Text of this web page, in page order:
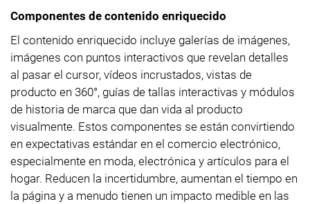
Componentes de contenido enriquecido
El contenido enriquecido incluye galerías de imágenes,
imágenes con puntos interactivos que revelan detalles
al pasar el cursor, vídeos incrustados, vistas de
producto en 360°, guías de tallas interactivas y módulos
de historia de marca que dan vida al producto
visualmente. Estos componentes se están convirtiendo
en expectativas estándar en el comercio electrónico,
especialmente en moda, electrónica y artículos para el
hogar. Reducen la incertidumbre, aumentan el tiempo en
la página y a menudo tienen un impacto medible en las